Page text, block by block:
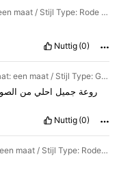
Kleur: Bordeaux / Maat: een maat / Stijl Type: Rode bamboe gewricht
Nuttig (0)
Kleur: Donkergroen / Maat: een maat / Stijl Type: Groene bamboeverbinding
روعة جميل احلي من
Nuttig (0)
Kleur: Bordeaux / Maat: een maat / Stijl Type: Rode bamboe gewricht